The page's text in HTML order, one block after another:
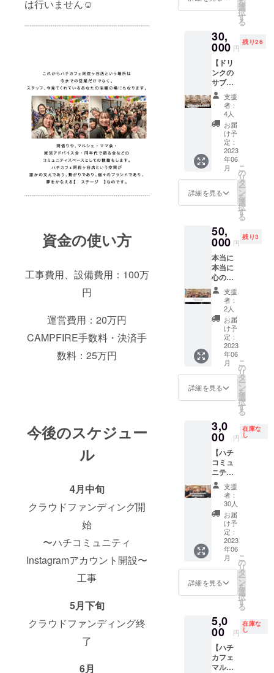
は行いません☺
資金の使い方
工事費用、設備費用：100万
円
運営費用：20万円
CAMPFIRE手数料・決済手
数料：25万円
今後のスケジュー
ル
4月中旬
クラウドファンディング開
始
〜ハチコミュニティ
Instagramアカウント開設〜
工事
5月下旬
クラウドファンディング終
了
6月
イズ記
しま
す。
封前に
のリ
ターン
に貼付
された
ラベル
や注意
書きを
ご確認
くださ
い。」
く）」
す♡ 店
ことの
無いサ
ブスク
のため
に生ま
れたレ
シピも
毎月必
ず入り
ます。
毎月10
日に発
送しま
す！（6
月〜11
月） ＊
全国へ
す ＊ア
レルゲ
去は致
しかね
ます。
原材料
及び添
加物等
の食品
表示は
お届け
商品の
ラベル
に表記
されま
すので
お届け
のリ
ターン
に貼付
された
ラベル
や注意
書きを
ご確認
くださ
い。 名
称 焼
き菓
子・焼
き込み
類 サイ
ズ ヤ
便60サ
イズ以
内
（BOX
サイズ
を
選
択
す
る
30,
000 円
残り26
【ドリ
ンクの
サブス
ク（1年
間）】
年間60
杯以上
でオト
ク！ 我
こそは
毎日で
もハチ
カフェ
に行き
たい！
【対象
ドリン
ク】 全
商品 ＊
1日2杯
まで
【対象
店舗】
ハチカ
フェ阿
佐ヶ谷
供方
法】 初
回時に
メール
画面提
と交換
させて
きま
す。2回
目以降
はカー
ドをご
提示く
ださ
い。1回
目の来
店から1
年間有
効とし
ます！
【初回
2023年
12月ま
で
支援
者：
4人
お届
け予
定：
2023
年06
月
詳細を見る
こ
の
リ
タ
ー
ン
を
選
択
す
る
50,
000 円
残り3
本当に
本当に
心の底
から ハ
チカ
フェ阿
佐ヶ谷
店メン
バーへ
の 喝！
を入れ
てくだ
さる方
に。 .
【リ
ドリン
ク半年
間サブ
スク
2023.6
以降初
来店
時〜半
年間 初
回ご来
店時は
メール
画面に
て確認
その後
は初回
時にお
提示く
ださ
来店時
毎回お
会計か
支援
者：
2人
お届
け予
定：
2023
年06
月
詳細を見る
こ
の
リ
タ
ー
ン
を
選
択
す
る
3,0
00 円
在庫な
し
【ハチ
コミュ
ニティ
スポン
サー
権】 ハ
チコ
ミュニ
ティで
の営業
日に店
頭に置
く 電飾
看板を
つくっ
(例 て
ん
ちょー
のおみ
せ の
営業日
支援
者：
30人
お届
け予
定：
2023
年06
月
詳細を見る
こ
の
リ
タ
ー
ン
を
選
択
す
る
5,0
00 円
在庫な
し
【ハチ
カフェ
マル